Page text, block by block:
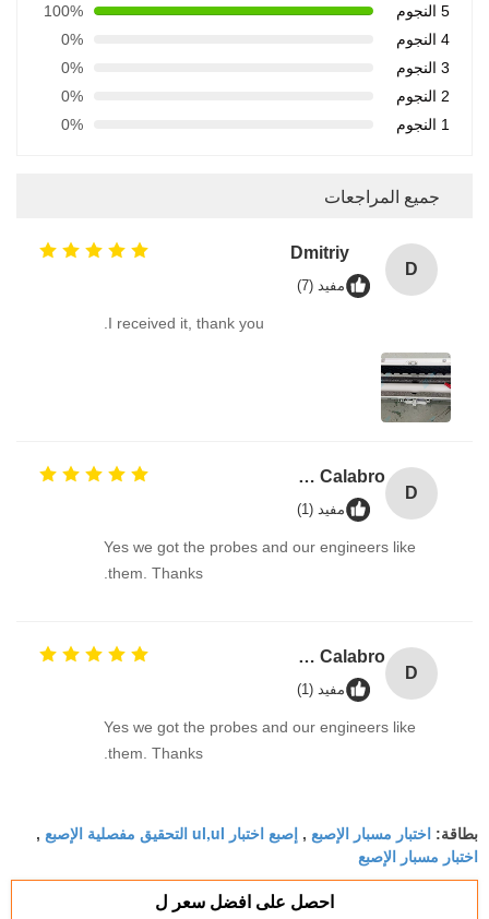
5 النجوم
100%
4 النجوم
0%
3 النجوم
0%
2 النجوم
0%
1 النجوم
0%
جميع المراجعات
D
Dmitriy
مفيد (7)
I received it, thank you.
D
David Calabro
مفيد (1)
Yes we got the probes and our engineers like
them. Thanks.
D
David Calabro
مفيد (1)
Yes we got the probes and our engineers like
them. Thanks.
بطاقة: اختبار مسبار الإصبع , إصبع اختبار ul,ul التحقيق مفصلية الإصبع ,
اختبار مسبار الإصبع
احصل على افضل سعر ل